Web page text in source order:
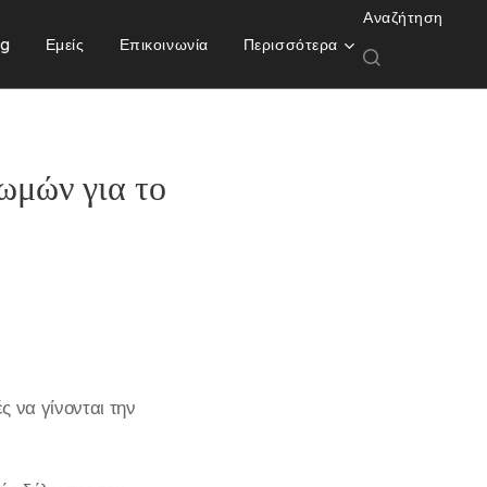
Εμείς Επικοινωνία Περισσότερα
Αναζήτηση
για το
γίνονται την